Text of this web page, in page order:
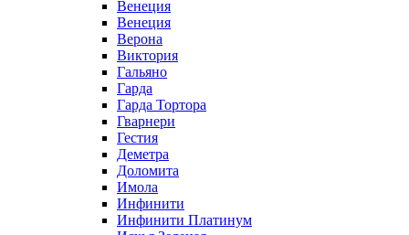
Венеция
Венеция
Верона
Виктория
Гальяно
Гарда
Гарда Тортора
Гварнери
Гестия
Деметра
Доломита
Имола
Инфинити
Инфинити Платинум